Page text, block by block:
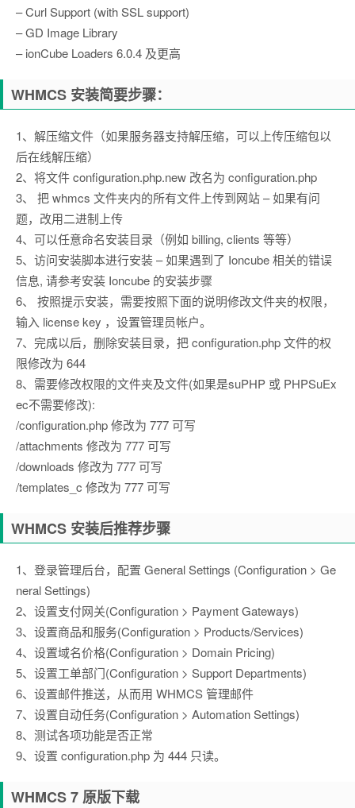
– Curl Support (with SSL support)
– GD Image Library
– ionCube Loaders 6.0.4 及更高
WHMCS 安装简要步骤：
1、解压缩文件（如果服务器支持解压缩，可以上传压缩包以
后在线解压缩）
2、将文件 configuration.php.new 改名为 configuration.php
3、 把 whmcs 文件夹内的所有文件上传到网站 – 如果有问
题，改用二进制上传
4、可以任意命名安装目录（例如 billing, clients 等等）
5、访问安装脚本进行安装 – 如果遇到了 Ioncube 相关的错误
信息, 请参考安装 Ioncube 的安装步骤
6、 按照提示安装，需要按照下面的说明修改文件夹的权限，
输入 license key ，设置管理员帐户。
7、完成以后，删除安装目录，把 configuration.php 文件的权
限修改为 644
8、需要修改权限的文件夹及文件(如果是suPHP 或 PHPSuEx
ec不需要修改):
/configuration.php 修改为 777 可写
/attachments 修改为 777 可写
/downloads 修改为 777 可写
/templates_c 修改为 777 可写
WHMCS 安装后推荐步骤
1、登录管理后台，配置 General Settings (Configuration > Ge
neral Settings)
2、设置支付网关(Configuration > Payment Gateways)
3、设置商品和服务(Configuration > Products/Services)
4、设置域名价格(Configuration > Domain Pricing)
5、设置工单部门(Configuration > Support Departments)
6、设置邮件推送，从而用 WHMCS 管理邮件
7、设置自动任务(Configuration > Automation Settings)
8、测试各项功能是否正常
9、设置 configuration.php 为 444 只读。
WHMCS 7 原版下载